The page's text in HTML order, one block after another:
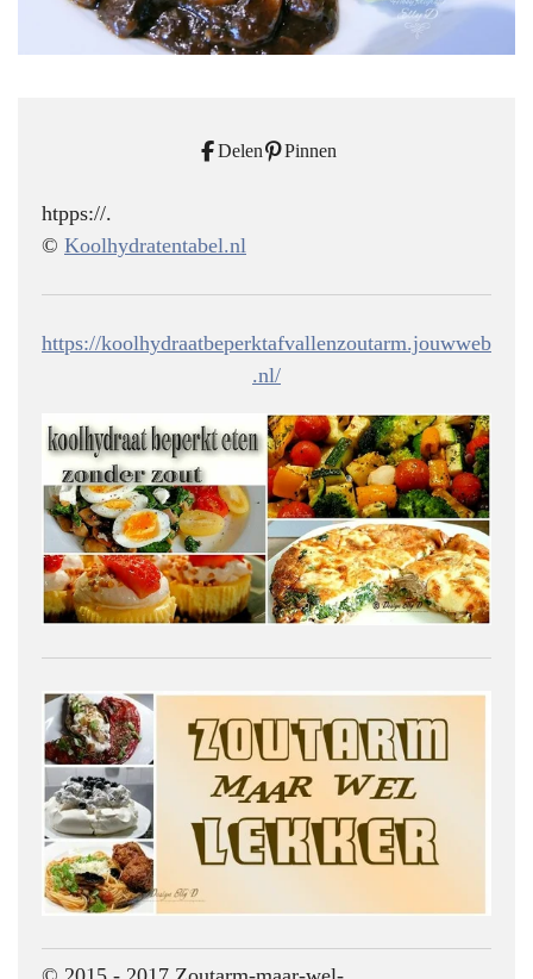
Delen Pinnen
htpps://.
© Koolhydratentabel.nl
https://koolhydraatbeperktafvallenzoutarm.jouwweb
.nl/